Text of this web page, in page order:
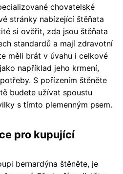
chovatelské
stránky nabízející štěňata
si ověřit, zda jsou štěňata
standardů a mají zdravotní
měli brát v úvahu i celkové
například jeho krmení,
S pořízením štěněte
budete užívat spoustu
s tímto plemenným psem.
pro kupující
bernardýna štěněte, je